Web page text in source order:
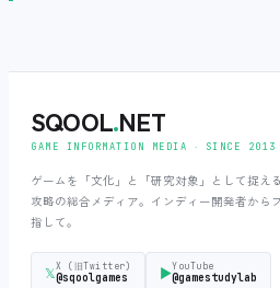
SQOOL.NET
GAME INFORMATION MEDIA ‧ SINCE 2013
ゲームを「文化」と「研究対象」として捉え
攻略の総合メディア。インディー開発者から
指して。
𝕏X (旧Twitter)
@sqoolgames ▶YouTube
@gamestudylab